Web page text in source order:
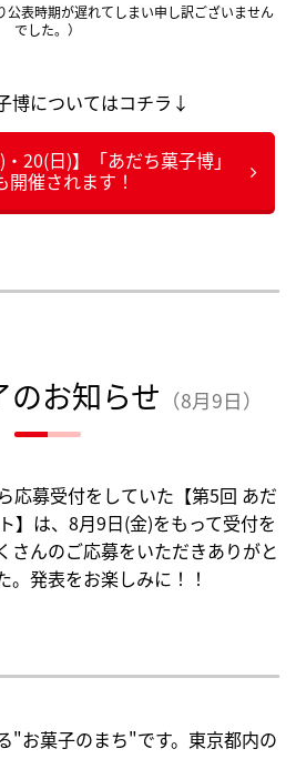
公表時期が遅れてしまい申し訳ございません
でした。）
博についてはコチラ↓
20(日)】「あだち菓子博」
開催されます！
お知らせ （8月9日）
応募受付をしていた【第5回 あだ
】は、8月9日(金)をもって受付を
さんのご応募をいただきありがと
。発表をお楽しみに！！
"お菓子のまち"です。東京都内の